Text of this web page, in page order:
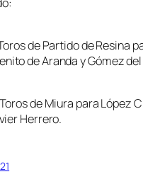
de Partido de Resina
de Aranda y Gómez del
de Miura para López
Herrero.